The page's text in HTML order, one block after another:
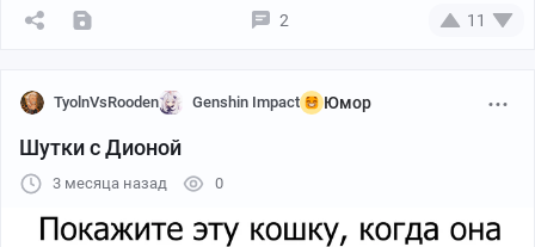
2 11
TyolnVsRooden Genshin Impact Юмор
Шутки с Дионой
3 месяца назад 0